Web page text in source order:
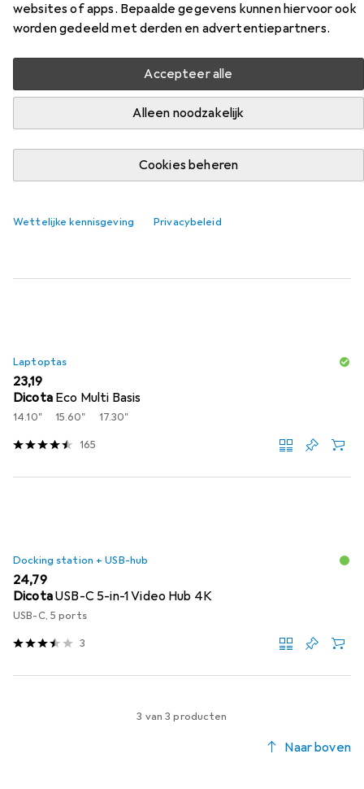
websites of apps. Bepaalde gegevens kunnen hiervoor ook
worden gedeeld met derden en advertentiepartners.
Accepteer alle
Alleen noodzakelijk
Cookies beheren
Wettelijke kennisgeving Privacybeleid
Vind passende accessoires voor de Dicota Eco Multi Basis
uit de categorieën Presentatoren, Laptoptas en Docking
Presentatoren
Logitech R500s Grafiet
Laptoptas
EUR
23,19
Dicota Eco Multi Basis
14.10" 15.60" 17.30"
165
Docking station + USB-hub
EUR
24,79
DicotaUSB-C 5-in-1 Video Hub 4K
USB-C, 5 ports
3
3 van 3 producten
Naar boven